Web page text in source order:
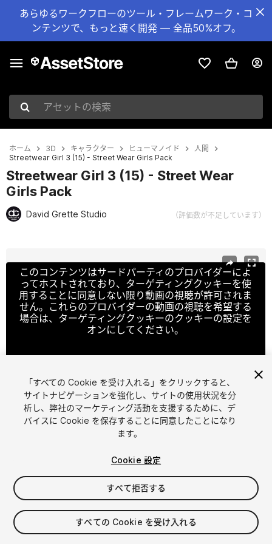
あらゆるワークフローのツール・フレームワーク・コ
ンテンツで、もっと速く開発 — 全品50%オフ。
アセットの検索
ホーム 3D キャラクター ヒューマノイド
人間
Streetwear Girl 3 (15) - Street Wear Girls Pack
Streetwear Girl 3 (15) - Street Wear
Girls Pack
David Grette Studio （評価数が不足しています）
このコンテンツはサードパーティのプロバイダーによ
ってホストされており、ターゲティングクッキーを使
用することに同意しない限り動画の視聴が許可されま
せん。これらのプロバイダーの動画の視聴を希望する
場合は、ターゲティングクッキーのクッキーの設定を
オンにしてください。
クッキーの設定
1/32
$59
消費税は決済時に計算されます
「すべての Cookie を受け入れる」をクリックすると、
サイトナビゲーションを強化し、サイトの使用状況を分
析し、弊社のマーケティング活動を支援するために、デ
バイスに Cookie を保存することに同意したことになり
ます。
Cookie 設定
すべて拒否する
すべての Cookie を受け入れる